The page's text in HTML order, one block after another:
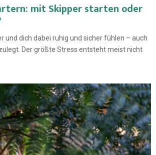
mit Skipper starten oder
und dich dabei ruhig und sicher fühlen – auch
Der größte Stress entsteht meist nicht